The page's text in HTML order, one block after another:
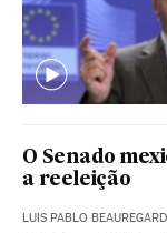
O Senado
a reeleição
LUIS PABLO BEAUREGARD